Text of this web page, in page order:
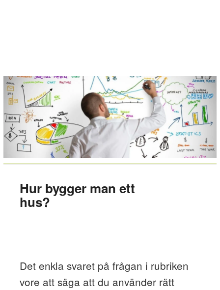
Hur bygger man ett
hus?
Det enkla svaret på frågan i rubriken
vore att säga att du använder rätt